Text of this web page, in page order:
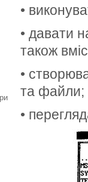
•
• давати
також
•
та файли;
•